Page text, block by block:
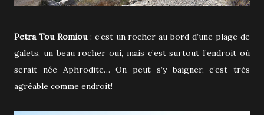
Petra Tou Romiou: c’est un rocher au bord d’une plage de
galets, un beau rocher oui, mais c’est surtout l’endroit où
serait née Aphrodite… On peut s’y baigner, c’est très
agréable comme endroit!